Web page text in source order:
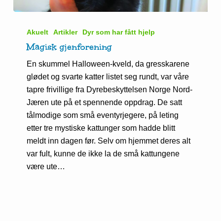
gjenforening
Akuelt Artikler Dyr som har fått hjelp
Magisk gjenforening
En skummel Halloween-kveld, da gresskarene
glødet og svarte katter listet seg rundt, var våre
tapre frivillige fra Dyrebeskyttelsen Norge Nord-
Jæren ute på et spennende oppdrag. De satt
tålmodige som små eventyrjegere, på leting
etter tre mystiske kattunger som hadde blitt
meldt inn dagen før. Selv om hjemmet deres alt
var fult, kunne de ikke la de små kattungene
være ute…